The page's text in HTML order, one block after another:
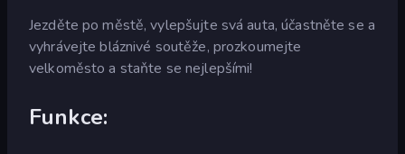
Jezděte po městě, vylepšujte svá auta, účastněte se a
vyhrávejte bláznivé soutěže, prozkoumejte
velkoměsto a staňte se nejlepšími!
Funkce: